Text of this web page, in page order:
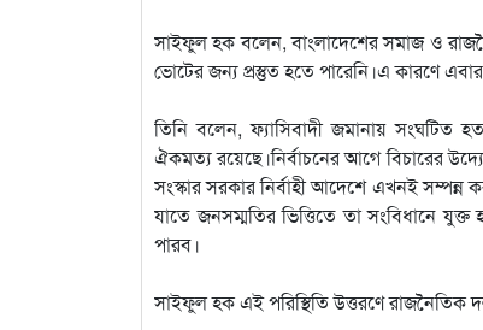
সাইফুল হক বলেন, বাংলাদেশের সমাজ ও
ভোটের জন্য প্রস্তুত হতে পারেনি।এ কারণে
তিনি বলেন, ফ্যাসিবাদী জমানায় সংঘটিত
ঐকমত্য রয়েছে।নির্বাচনের আগে বিচারের
সংস্কার সরকার নির্বাহী আদেশে এখনই সম্পন্ন
যাতে জনসম্মতির ভিত্তিতে তা সংবিধানে
পারব।
সাইফুল হক এই পরিস্থিতি উত্তরণে রাজনৈতিক